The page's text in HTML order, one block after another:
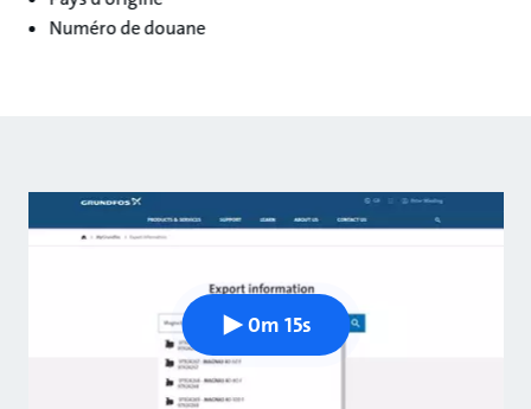
Numéro de douane
0m 15s